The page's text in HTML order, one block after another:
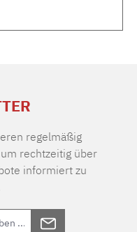
regelmäßig
rechtzeitig über
informiert zu